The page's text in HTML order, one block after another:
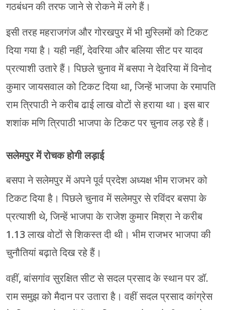
गठबंधन की तरफ जाने से रोकने में लगे हैं।
इसी तरह महराजगंज और गोरखपुर में भी मुस्लिमों को टिकट
दिया गया है। यही नहीं, देवरिया और बलिया सीट पर यादव
प्रत्याशी उतारे हैं। पिछले चुनाव में बसपा ने देवरिया में विनोद
कुमार जायसवाल को टिकट दिया था, जिन्हें भाजपा के रमापति
राम त्रिपाठी ने करीब ढाई लाख वोटों से हराया था। इस बार
शशांक मणि त्रिपाठी भाजपा के टिकट पर चुनाव लड़ रहे हैं।
सलेमपुर में रोचक होगी लड़ाई
बसपा ने सलेमपुर में अपने पूर्व प्रदेश अध्यक्ष भीम राजभर को
टिकट दिया है। पिछले चुनाव में सलेमपुर से रविंदर बसपा के
प्रत्याशी थे, जिन्हें भाजपा के राजेश कुमार मिश्रा ने करीब
1.13 लाख वोटों से शिकस्त दी थी। भीम राजभर भाजपा की
चुनौतियां बढ़ाते दिख रहे हैं।
वहीं, बांसगांव सुरक्षित सीट से सदल प्रसाद के स्थान पर डॉ.
राम समुझ को मैदान पर उतारा है। वहीं सदल प्रसाद कांग्रेस